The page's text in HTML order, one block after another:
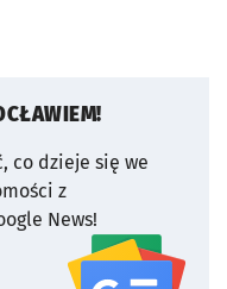
co dzieje się we
z
News!